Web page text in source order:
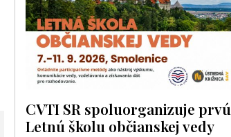
CVTI SR spoluorganizuje prvú
Letnú školu občianskej vedy